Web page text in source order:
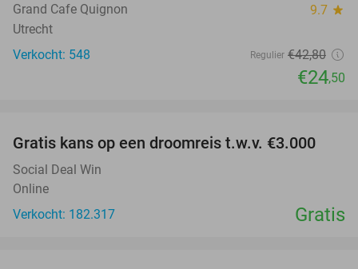
Grand Cafe Quignon 9.7 star
Utrecht
Verkocht: 548
Regulier €42,80
€24,50
Gratis kans op een droomreis t.w.v. €3.000
Social Deal Win
Online
Verkocht: 182.317
Gratis